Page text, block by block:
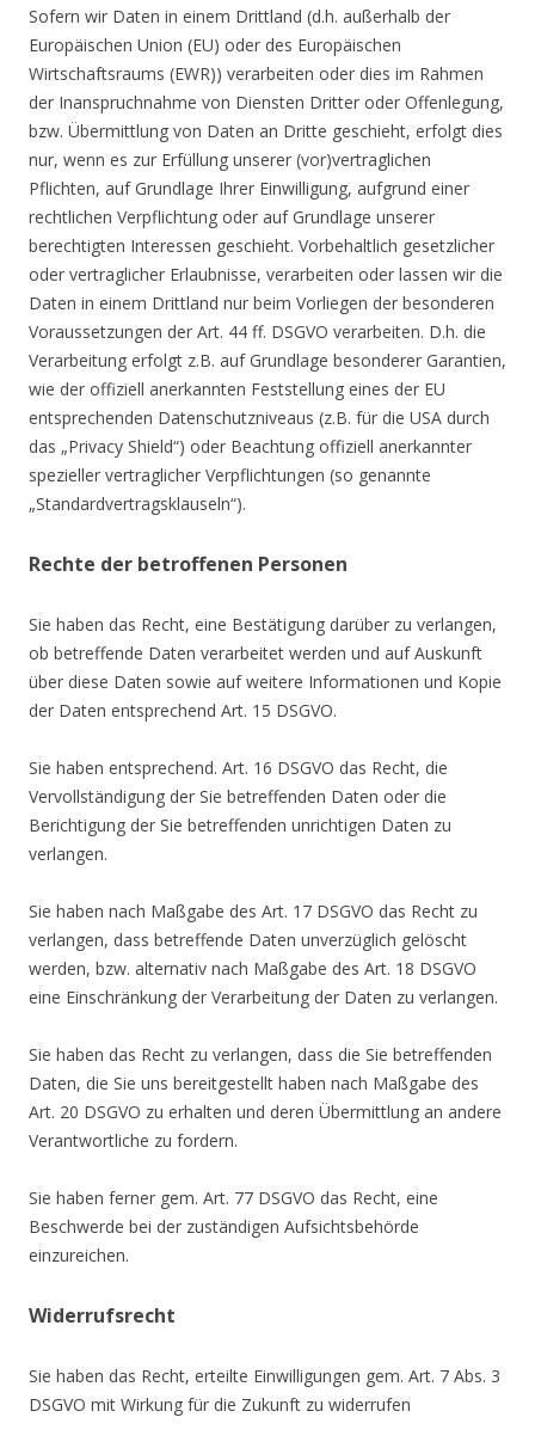
Sofern wir Daten in einem Drittland (d.h. außerhalb der
Europäischen Union (EU) oder des Europäischen
Wirtschaftsraums (EWR)) verarbeiten oder dies im Rahmen
der Inanspruchnahme von Diensten Dritter oder Offenlegung,
bzw. Übermittlung von Daten an Dritte geschieht, erfolgt dies
nur, wenn es zur Erfüllung unserer (vor)vertraglichen
Pflichten, auf Grundlage Ihrer Einwilligung, aufgrund einer
rechtlichen Verpflichtung oder auf Grundlage unserer
berechtigten Interessen geschieht. Vorbehaltlich gesetzlicher
oder vertraglicher Erlaubnisse, verarbeiten oder lassen wir die
Daten in einem Drittland nur beim Vorliegen der besonderen
Voraussetzungen der Art. 44 ff. DSGVO verarbeiten. D.h. die
Verarbeitung erfolgt z.B. auf Grundlage besonderer Garantien,
wie der offiziell anerkannten Feststellung eines der EU
entsprechenden Datenschutzniveaus (z.B. für die USA durch
das „Privacy Shield“) oder Beachtung offiziell anerkannter
spezieller vertraglicher Verpflichtungen (so genannte
„Standardvertragsklauseln“).
Rechte der betroffenen Personen
Sie haben das Recht, eine Bestätigung darüber zu verlangen,
ob betreffende Daten verarbeitet werden und auf Auskunft
über diese Daten sowie auf weitere Informationen und Kopie
der Daten entsprechend Art. 15 DSGVO.
Sie haben entsprechend. Art. 16 DSGVO das Recht, die
Vervollständigung der Sie betreffenden Daten oder die
Berichtigung der Sie betreffenden unrichtigen Daten zu
verlangen.
Sie haben nach Maßgabe des Art. 17 DSGVO das Recht zu
verlangen, dass betreffende Daten unverzüglich gelöscht
werden, bzw. alternativ nach Maßgabe des Art. 18 DSGVO
eine Einschränkung der Verarbeitung der Daten zu verlangen.
Sie haben das Recht zu verlangen, dass die Sie betreffenden
Daten, die Sie uns bereitgestellt haben nach Maßgabe des
Art. 20 DSGVO zu erhalten und deren Übermittlung an andere
Verantwortliche zu fordern.
Sie haben ferner gem. Art. 77 DSGVO das Recht, eine
Beschwerde bei der zuständigen Aufsichtsbehörde
einzureichen.
Widerrufsrecht
Sie haben das Recht, erteilte Einwilligungen gem. Art. 7 Abs. 3
DSGVO mit Wirkung für die Zukunft zu widerrufen